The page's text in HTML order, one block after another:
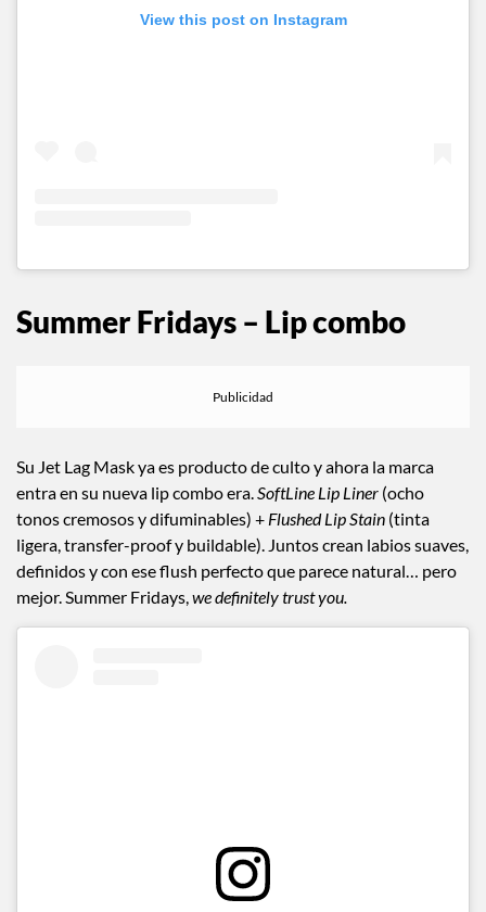
View this post on Instagram
Summer Fridays – Lip combo
Su Jet Lag Mask ya es producto de culto y ahora la marca
entra en su nueva lip combo era. SoftLine Lip Liner (ocho
tonos cremosos y difuminables) + Flushed Lip Stain (tinta
ligera, transfer-proof y buildable). Juntos crean labios suaves,
definidos y con ese flush perfecto que parece natural… pero
mejor. Summer Fridays, we definitely trust you.